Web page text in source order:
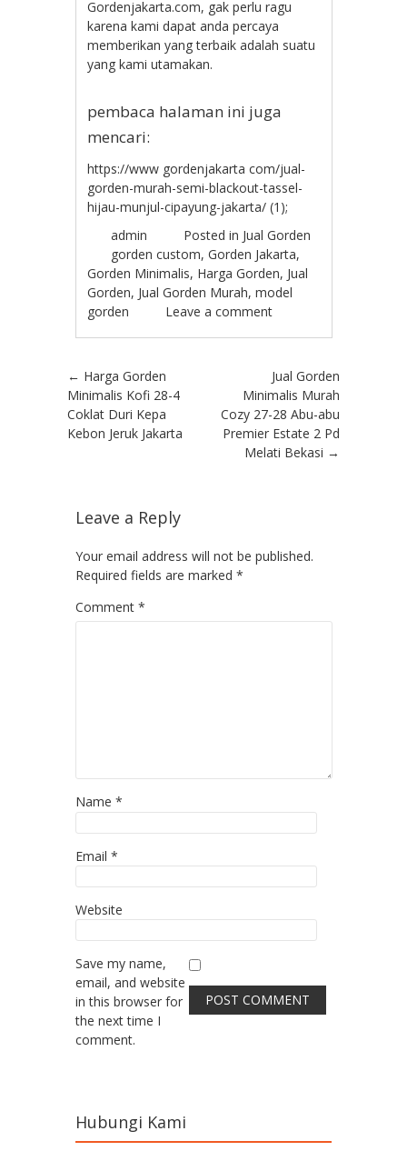
Gordenjakarta.com, gak perlu ragu
karena kami dapat anda percaya
memberikan yang terbaik adalah suatu
yang kami utamakan.
pembaca halaman ini juga
mencari:
https://www gordenjakarta com/jual-
gorden-murah-semi-blackout-tassel-
hijau-munjul-cipayung-jakarta/ (1);
admin
Posted in Jual Gorden
gorden custom,Gorden Jakarta,
Gorden Minimalis, Harga Gorden, Jual
Gorden, Jual Gorden Murah,model
gorden
Leave a comment
Post navigation
← Harga Gorden
Minimalis Kofi 28-4
Coklat Duri Kepa
Kebon Jeruk Jakarta
Jual Gorden
Minimalis Murah
Cozy 27-28 Abu-abu
Premier Estate 2 Pd
Melati Bekasi →
Leave a Reply
Your email address will not be published.
Required fields are marked *
Comment *
Name *
Email *
Website
Save my name,
email, and website
in this browser for
the next time I
comment.
Hubungi Kami